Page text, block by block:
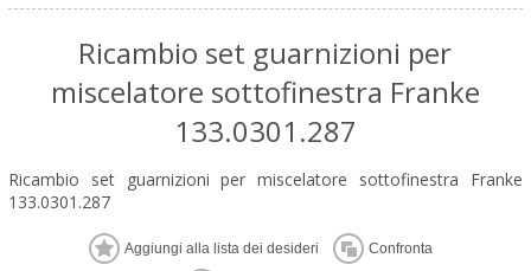
Ricambio set guarnizioni per
miscelatore sottofinestra Franke
133.0301.287
Ricambio set guarnizioni per miscelatore sottofinestra Franke
133.0301.287